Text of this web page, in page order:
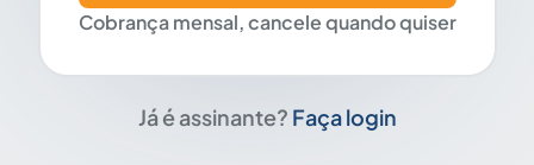
Cobrança mensal, cancele quando quiser
Já é assinante? Faça login